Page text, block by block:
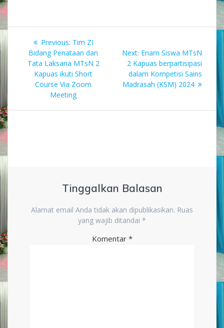
Navigasi
pos
Previous: Previous
post:
Tim ZI
Bidang Penataan dan
Tata Laksana MTsN 2
Kapuas ikuti Short
Course Via Zoom
Meeting
Next: Next
post:
Enam Siswa MTsN
2 Kapuas berpartisipasi
dalam Kompetisi Sains
Madrasah (KSM) 2024
Tinggalkan Balasan
Alamat email Anda tidak akan dipublikasikan. Ruas
yang wajib ditandai *
Komentar *